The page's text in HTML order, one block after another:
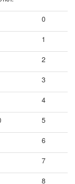
0
1
2
3
4
5
6
7
8